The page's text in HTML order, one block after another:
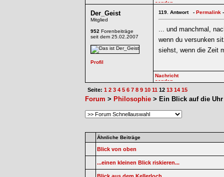
Der_Geist
Mitglied
952 Forenbeiträge
seit dem 25.02.2007
119. Antwort - Permalink -
... und manchmal,
wenn du versunken
siehst, wenn die Zeit
Seite: 1 2 3 4 5 6 7 8 9 10 11 12 13 14 15
Forum > Philosophie > Ein Blick auf die Uhr
Ähnliche Beiträge
Blick von oben
...einen kleinen Blick riskieren...